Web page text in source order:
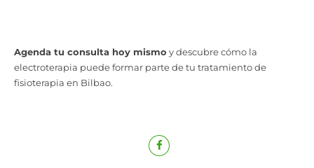
Agenda tu consulta hoy mismo y descubre cómo la
electroterapia puede formar parte de tu tratamiento de
fisioterapia en Bilbao.